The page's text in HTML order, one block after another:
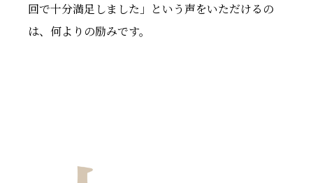
回で十分満足しました」という声をいただけるの
は、何よりの励みです。